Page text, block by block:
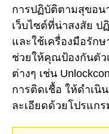
การปฏิบัติตามสุขอน
เว็บไซต์ที่น่าสงสัย ป
และใช้เครื่องมือรัก
ช่วยให้คุณป้องกันตัว
ต่างๆ เช่น
การติดเชื้อ ให้ดำเนิ
ละเอียดด้วยโปรแก